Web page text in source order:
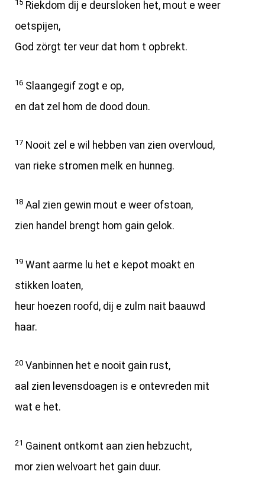
15 Riekdom dij e deursloken het, mout e weer
oetspijen,
God zörgt ter veur dat hom t opbrekt.
16 Slaangegif zogt e op,
en dat zel hom de dood doun.
17 Nooit zel e wil hebben van zien overvloud,
van rieke stromen melk en hunneg.
18 Aal zien gewin mout e weer ofstoan,
zien handel brengt hom gain gelok.
19 Want aarme lu het e kepot moakt en
stikken loaten,
heur hoezen roofd, dij e zulm nait baauwd
haar.
20 Vanbinnen het e nooit gain rust,
aal zien levensdoagen is e ontevreden mit
wat e het.
21 Gainent ontkomt aan zien hebzucht,
mor zien welvoart het gain duur.